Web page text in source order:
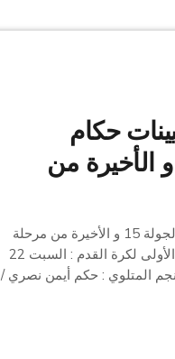
حكام
مقابلات الجولة 15 و الأخيرة من
في مايلي تعيينات حكام مقابلات الجولة 15 و الأخيرة من مرحلة
الذهاب لبطولة الرابطة المحترفة الأولى لكرة القدم : السبت 22
-نجم المتلوي : حكم أيمن نصري /